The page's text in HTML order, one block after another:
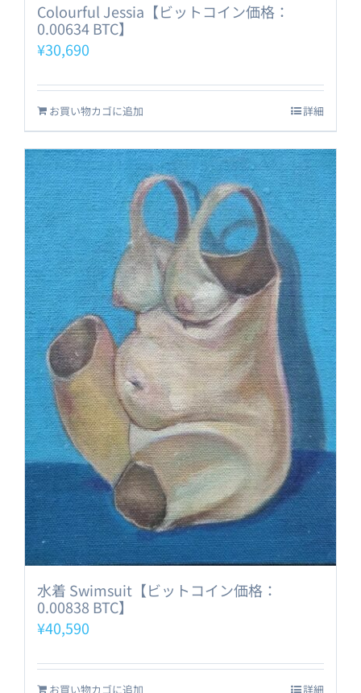
Colourful Jessia【ビットコイン価格：
0.00634 BTC】
¥30,690
お買い物カゴに追加 詳細
水着 Swimsuit【ビットコイン価格：
0.00838 BTC】
¥40,590
お買い物カゴに追加 詳細